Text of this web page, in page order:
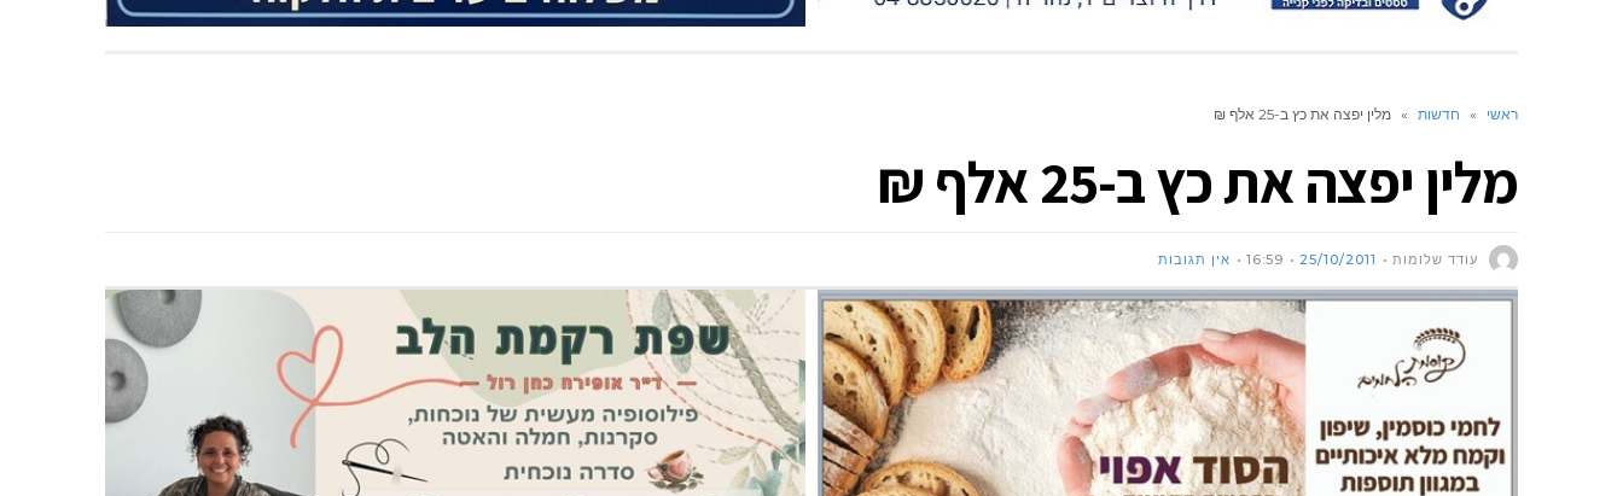
ראשי » חדשות » מלין יפצה את כץ ב-25 אלף ₪
מלין יפצה את כץ ב-25 אלף ₪
עודד שלומות 25/10/2011
16:59 אין תגובות